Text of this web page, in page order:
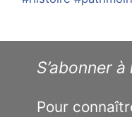
S’abonner
Pour